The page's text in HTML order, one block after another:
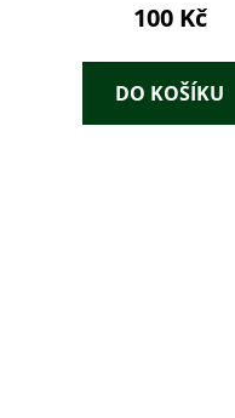
100 Kč
DO KOŠÍKU